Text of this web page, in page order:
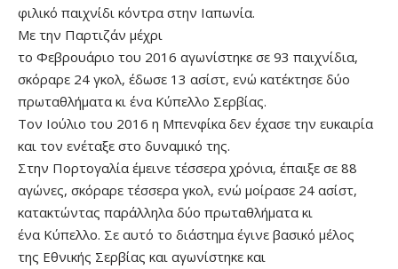
φιλικό παιχνίδι κόντρα στην Ιαπωνία.
Με την Παρτιζάν μέχρι
το Φεβρουάριο του 2016 αγωνίστηκε σε 93 παιχνίδια,
σκόραρε 24 γκολ, έδωσε 13 ασίστ, ενώ κατέκτησε δύο
πρωταθλήματα κι ένα Κύπελλο Σερβίας.
Τον Ιούλιο του 2016 η Μπενφίκα δεν έχασε την ευκαιρία
και τον ενέταξε στο δυναμικό της.
Στην Πορτογαλία έμεινε τέσσερα χρόνια, έπαιξε σε 88
αγώνες, σκόραρε τέσσερα γκολ, ενώ μοίρασε 24 ασίστ,
κατακτώντας παράλληλα δύο πρωταθλήματα κι
ένα Κύπελλο. Σε αυτό το διάστημα έγινε βασικό μέλος
της Εθνικής Σερβίας και αγωνίστηκε και